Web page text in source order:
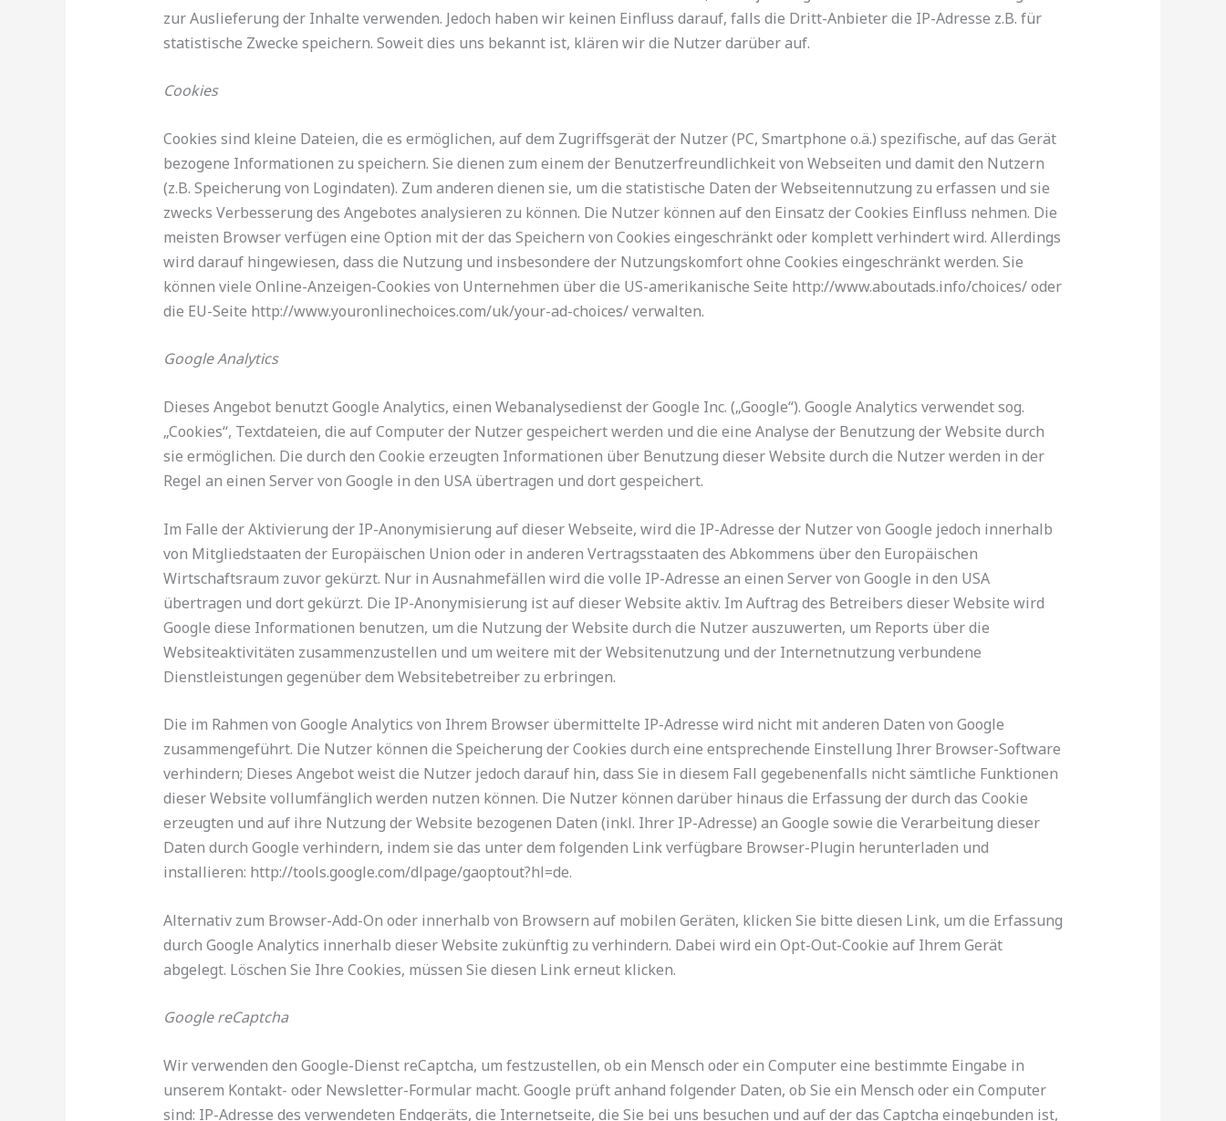
zur Auslieferung der Inhalte verwenden. Jedoch haben wir keinen Einfluss darauf, falls die Dritt-Anbieter die IP-Adresse z.B. für
statistische Zwecke speichern. Soweit dies uns bekannt ist, klären wir die Nutzer darüber auf.
Cookies
Cookies sind kleine Dateien, die es ermöglichen, auf dem Zugriffsgerät der Nutzer (PC, Smartphone o.ä.) spezifische, auf das Gerät
bezogene Informationen zu speichern. Sie dienen zum einem der Benutzerfreundlichkeit von Webseiten und damit den Nutzern
(z.B. Speicherung von Logindaten). Zum anderen dienen sie, um die statistische Daten der Webseitennutzung zu erfassen und sie
zwecks Verbesserung des Angebotes analysieren zu können. Die Nutzer können auf den Einsatz der Cookies Einfluss nehmen. Die
meisten Browser verfügen eine Option mit der das Speichern von Cookies eingeschränkt oder komplett verhindert wird. Allerdings
wird darauf hingewiesen, dass die Nutzung und insbesondere der Nutzungskomfort ohne Cookies eingeschränkt werden. Sie
können viele Online-Anzeigen-Cookies von Unternehmen über die US-amerikanische Seite http://www.aboutads.info/choices/ oder
die EU-Seite http://www.youronlinechoices.com/uk/your-ad-choices/ verwalten.
Google Analytics
Dieses Angebot benutzt Google Analytics, einen Webanalysedienst der Google Inc. („Google“). Google Analytics verwendet sog.
„Cookies“, Textdateien, die auf Computer der Nutzer gespeichert werden und die eine Analyse der Benutzung der Website durch
sie ermöglichen. Die durch den Cookie erzeugten Informationen über Benutzung dieser Website durch die Nutzer werden in der
Regel an einen Server von Google in den USA übertragen und dort gespeichert.
Im Falle der Aktivierung der IP-Anonymisierung auf dieser Webseite, wird die IP-Adresse der Nutzer von Google jedoch innerhalb
von Mitgliedstaaten der Europäischen Union oder in anderen Vertragsstaaten des Abkommens über den Europäischen
Wirtschaftsraum zuvor gekürzt. Nur in Ausnahmefällen wird die volle IP-Adresse an einen Server von Google in den USA
übertragen und dort gekürzt. Die IP-Anonymisierung ist auf dieser Website aktiv. Im Auftrag des Betreibers dieser Website wird
Google diese Informationen benutzen, um die Nutzung der Website durch die Nutzer auszuwerten, um Reports über die
Websiteaktivitäten zusammenzustellen und um weitere mit der Websitenutzung und der Internetnutzung verbundene
Dienstleistungen gegenüber dem Websitebetreiber zu erbringen.
Die im Rahmen von Google Analytics von Ihrem Browser übermittelte IP-Adresse wird nicht mit anderen Daten von Google
zusammengeführt. Die Nutzer können die Speicherung der Cookies durch eine entsprechende Einstellung Ihrer Browser-Software
verhindern; Dieses Angebot weist die Nutzer jedoch darauf hin, dass Sie in diesem Fall gegebenenfalls nicht sämtliche Funktionen
dieser Website vollumfänglich werden nutzen können. Die Nutzer können darüber hinaus die Erfassung der durch das Cookie
erzeugten und auf ihre Nutzung der Website bezogenen Daten (inkl. Ihrer IP-Adresse) an Google sowie die Verarbeitung dieser
Daten durch Google verhindern, indem sie das unter dem folgenden Link verfügbare Browser-Plugin herunterladen und
installieren: http://tools.google.com/dlpage/gaoptout?hl=de.
Alternativ zum Browser-Add-On oder innerhalb von Browsern auf mobilen Geräten, klicken Sie bitte diesen Link, um die Erfassung
durch Google Analytics innerhalb dieser Website zukünftig zu verhindern. Dabei wird ein Opt-Out-Cookie auf Ihrem Gerät
abgelegt. Löschen Sie Ihre Cookies, müssen Sie diesen Link erneut klicken.
Google reCaptcha
Wir verwenden den Google-Dienst reCaptcha, um festzustellen, ob ein Mensch oder ein Computer eine bestimmte Eingabe in
unserem Kontakt- oder Newsletter-Formular macht. Google prüft anhand folgender Daten, ob Sie ein Mensch oder ein Computer
sind: IP-Adresse des verwendeten Endgeräts, die Internetseite, die Sie bei uns besuchen und auf der das Captcha eingebunden ist,